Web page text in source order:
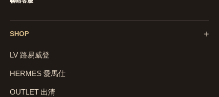
SHOP +
LV 路易威登
HERMES 愛馬仕
OUTLET 出清